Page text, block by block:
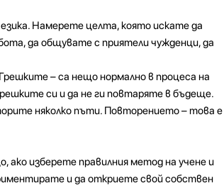
Намерете целта, която искате да
да общувате с приятели чужденци, да
– са нещо нормално в процеса на
си и да не ги повтаряте в бъдеще.
няколко пъти. Повторението – това е
ако изберете правилния метод на учене и
и да откриете свой собствен